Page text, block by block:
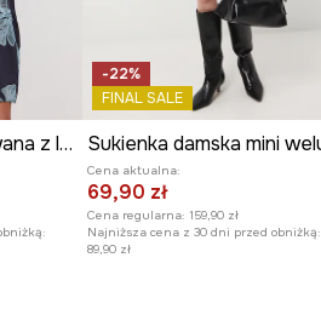
Sukienka rozkloszowana z lnem
-22%
FINAL SALE
Cena aktualna:
69,90 zł
Cena regularna: 159,90 zł
Najniższa cena z 30 dni przed obniżką:
89,90 zł